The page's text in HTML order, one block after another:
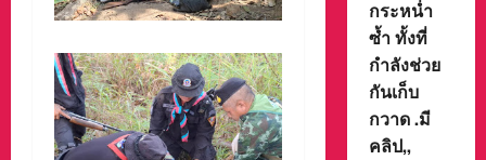
กระหน่ำ
ซ้ำ ทั้งที่
กำลังช่วย
กันเก็บ
กวาด .มี
คลิป,,